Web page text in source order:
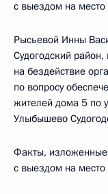
с выездом на место
Рысьевой Инны
Судогодский
на бездействие
по вопросу
жителей дома 5 по
Улыбышево
Факты,
с выездом на место